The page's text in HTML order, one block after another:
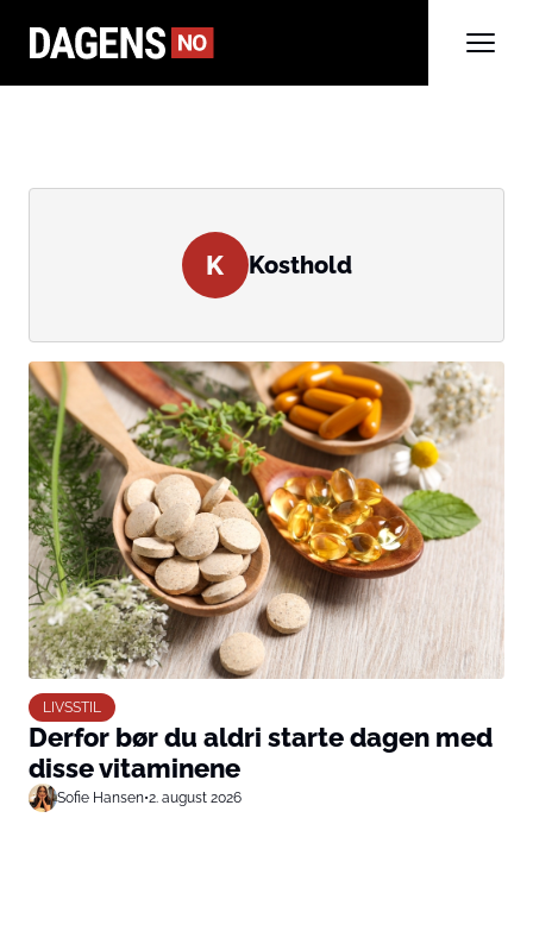
K Kosthold
LIVSSTIL
Derfor bør du aldri starte dagen med
disse vitaminene
Sofie Hansen•2. august 2026